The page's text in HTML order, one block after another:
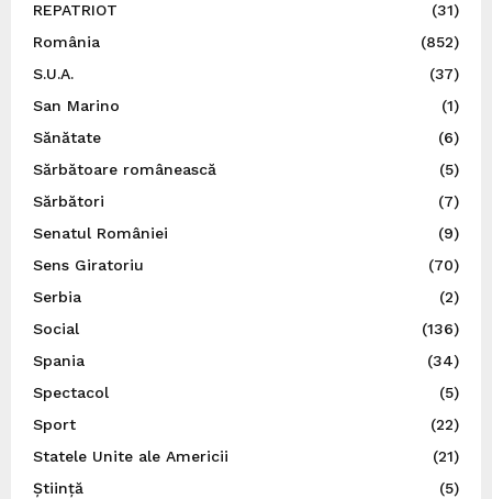
REPATRIOT
(31)
România
(852)
S.U.A.
(37)
San Marino
(1)
Sănătate
(6)
Sărbătoare românească
(5)
Sărbători
(7)
Senatul României
(9)
Sens Giratoriu
(70)
Serbia
(2)
Social
(136)
Spania
(34)
Spectacol
(5)
Sport
(22)
Statele Unite ale Americii
(21)
Știință
(5)